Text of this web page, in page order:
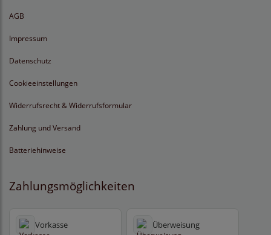
AGB
Impressum
Datenschutz
Cookieeinstellungen
Widerrufsrecht & Widerrufsformular
Zahlung und Versand
Batteriehinweise
Zahlungsmöglichkeiten
Vorkasse Überweisung